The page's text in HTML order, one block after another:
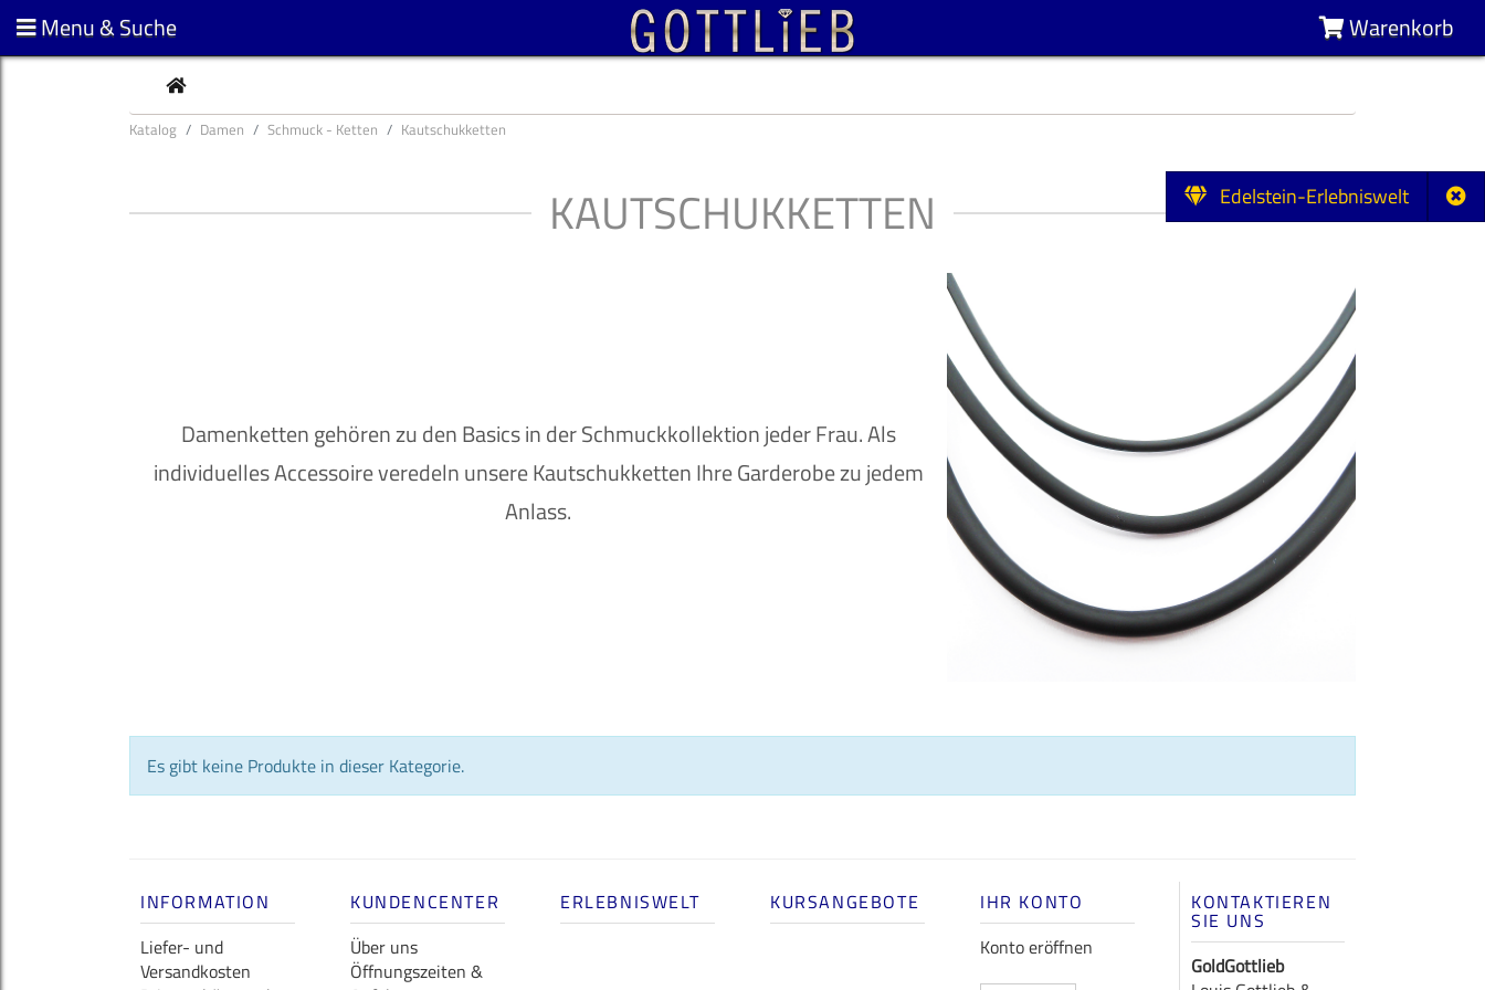
Edelstein-Erlebniswelt
Menu & Suche Warenkorb
CURRENT
Katalog Damen Schmuck - Ketten Kautschukketten
KAUTSCHUKKETTEN
Damenketten gehören zu den Basics in der Schmuckkollektion jeder Frau. Als
individuelles Accessoire veredeln unsere Kautschukketten Ihre Garderobe zu jedem
Anlass.
Es gibt keine Produkte in dieser Kategorie.
INFORMATION
Liefer- und
Versandkosten
KUNDENCENTER
Über uns
Öffnungszeiten &
ERLEBNISWELT KURSANGEBOTE
IHR KONTO
Konto eröffnen
KONTAKTIEREN
SIE UNS
GoldGottlieb